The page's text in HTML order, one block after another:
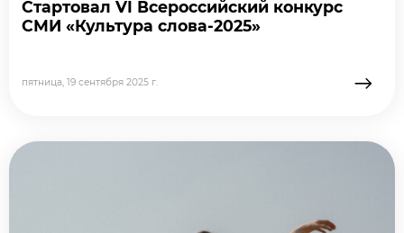
Стартовал VI Всероссийский конкурс
СМИ «Культура слова-2025»
пятница, 19 сентября 2025 г. →